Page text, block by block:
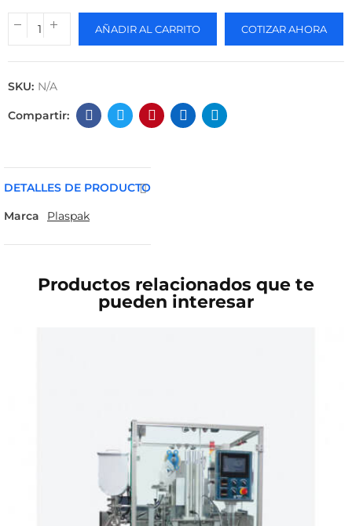
AÑADIR AL CARRITO COTIZAR AHORA
SKU: N/A
DETALLES DE PRODUCTO
Marca
Plaspak
Productos relacionados que te
pueden interesar